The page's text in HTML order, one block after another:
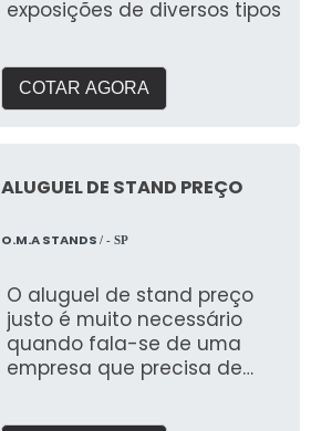
exposições de diversos tipos
COTAR AGORA
ALUGUEL DE STAND PREÇO
O.M.A STANDS / - SP
O aluguel de stand preço
justo é muito necessário
quando fala-se de uma
empresa que precisa de